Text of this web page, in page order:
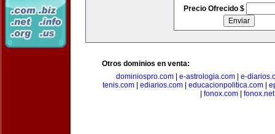
Precio Ofrecido $
Otros dominios en venta:
dominiospro.com
e-astrologia.com
e-
tenis.com
ediarios.com educacionpolitica.com
fonox.com| fonox.net